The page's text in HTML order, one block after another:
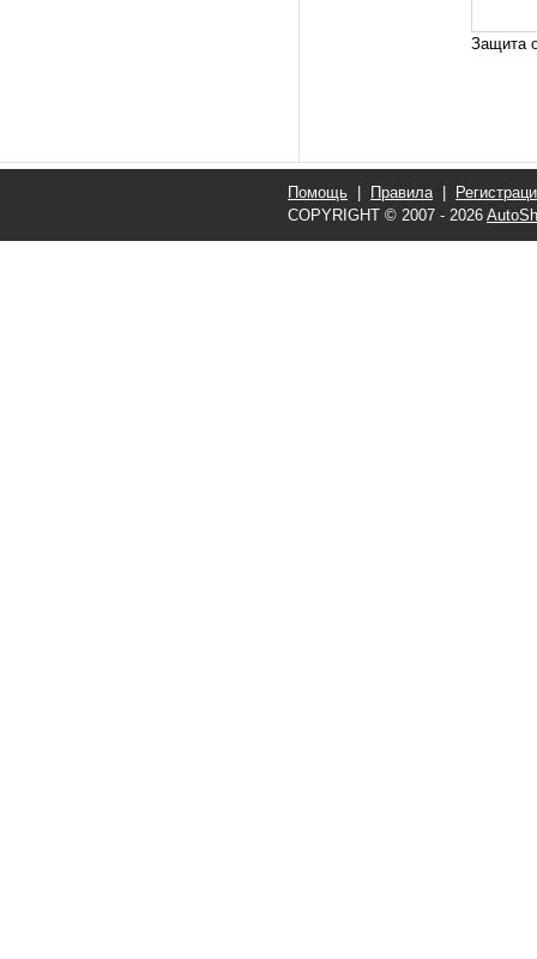
Защита
Помощь Правила|
COPYRIGHT © 2007 - 2026